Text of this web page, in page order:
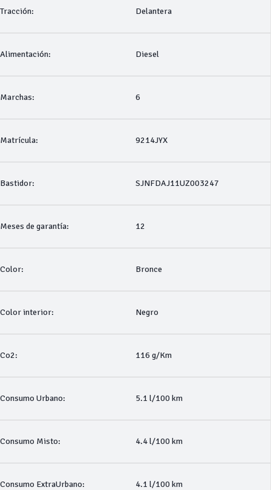
Tracción: Delantera
Alimentación: Diesel
Marchas: 6
Matrícula: 9214JYX
Bastidor: SJNFDAJ11UZ003247
Meses de garantía: 12
Color: Bronce
Color interior: Negro
Co2: 116 g/Km
Consumo Urbano: 5.1 l/100 km
Consumo Misto: 4.4 l/100 km
Consumo ExtraUrbano: 4.1 l/100 km